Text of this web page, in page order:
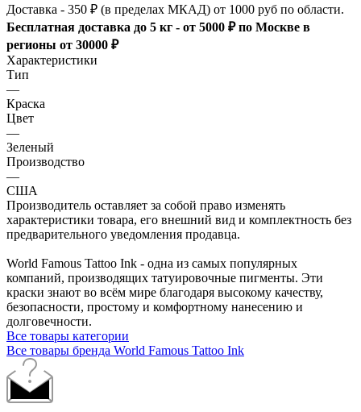
Доставка - 350 ₽ (в пределах МКАД) от 1000 руб по области.
Бесплатная доставка до 5 кг - от 5000 ₽ по Москве в
регионы от 30000 ₽
Характеристики
Тип
—
Краска
Цвет
—
Зеленый
Производство
—
США
Производитель оставляет за собой право изменять
характеристики товара, его внешний вид и комплектность без
предварительного уведомления продавца.
World Famous Tattoo Ink - одна из самых популярных
компаний, производящих татуировочные пигменты. Эти
краски знают во всём мире благодаря высокому качеству,
безопасности, простому и комфортному нанесению и
долговечности.
Все товары категории
Все товары бренда World Famous Tattoo Ink